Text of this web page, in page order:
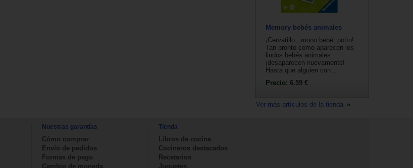
Memory bebés animales
¡Cervatillo , mono bebé, potro!
Tan pronto como aparecen los
lindos bebés animales.
¡desaparecen nuevamente!
Hasta que alguien con...
Precio: 6.59 €
Ver más artículos de la tienda
Nuestras garantías
Cómo comprar
Envío de pedidos
Formas de pago
Cambio de moneda
Tienda
Libros de cocina
Cocineros destacados
Recetarios
Juguetes